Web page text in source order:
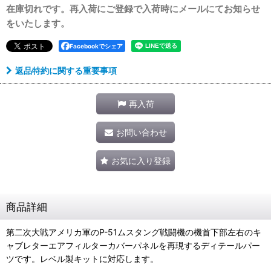
在庫切れです。再入荷にご登録で入荷時にメールにてお知らせ
をいたします。
Facebookでシェア
返品特約に関する重要事項
再入荷
お問い合わせ
お気に入り登録
商品詳細
第二次大戦アメリカ軍のP-51ムスタング戦闘機の機首下部左右のキ
ャブレターエアフィルターカバーパネルを再現するディテールパー
ツです。レベル製キットに対応します。